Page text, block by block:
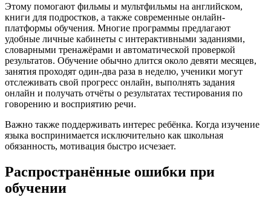
Этому помогают фильмы и мультфильмы на английском,
книги для подростков, а также современные онлайн-
платформы обучения. Многие программы предлагают
удобные личные кабинеты с интерактивными заданиями,
словарными тренажёрами и автоматической проверкой
результатов. Обучение обычно длится около девяти месяцев,
занятия проходят один-два раза в неделю, ученики могут
отслеживать свой прогресс онлайн, выполнять задания
онлайн и получать отчёты о результатах тестирования по
говорению и восприятию речи.
Важно также поддерживать интерес ребёнка. Когда изучение
языка воспринимается исключительно как школьная
обязанность, мотивация быстро исчезает.
Распространённые ошибки при
обучении